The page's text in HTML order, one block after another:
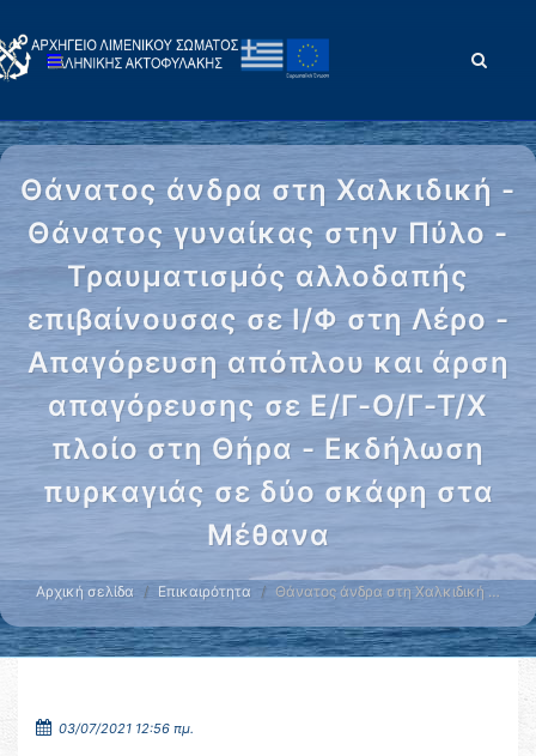
Θάνατος άνδρα στη Χαλκιδική -
Θάνατος γυναίκας στην Πύλο -
Τραυματισμός αλλοδαπής
επιβαίνουσας σε Ι/Φ στη Λέρο -
Απαγόρευση απόπλου και άρση
απαγόρευσης σε Ε/Γ-Ο/Γ-Τ/Χ
πλοίο στη Θήρα - Εκδήλωση
πυρκαγιάς σε δύο σκάφη στα
Μέθανα
Αρχική σελίδα Επικαιρότητα Θάνατος άνδρα στη Χαλκιδική …
03/07/2021 12:56 πμ.